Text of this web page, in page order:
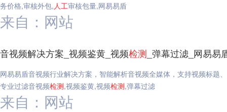
务价格,审核外包,人工审核包量,网易易盾
来自：网站
音视频解决方案_视频鉴黄_视频检测 _弹幕过滤_网易易
网易易盾音视频行业解决方案，智能解析音视频全媒体，支持视频标题
专业过滤音视频检测,视频鉴黄,视频检测,弹幕过滤
来自：网站